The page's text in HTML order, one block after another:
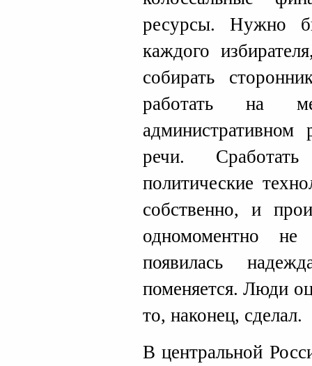
ресурсы. Нужно
каждого
собирать
работать на
речи.
политические
собственно, и
одномоментно
появилась
поменяется. Люди
то, наконец, сделал.
В центральной